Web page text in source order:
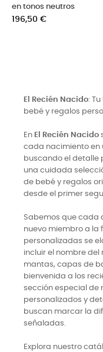
en tonos neutros
Precio
196,50 €
El Recién Nacido:
bebé y regalos
En El Recién Nacido
cada nacimiento en
buscando el detalle
una cuidada
de bebé y regalos
desde el primer
Sabemos que cada
nuevo miembro a la
personalizadas se
incluir el nombre del
mantas, capas de
bienvenida a los
sección especial de
personalizados y
buscan marcar la
señaladas.
Explora nuestro